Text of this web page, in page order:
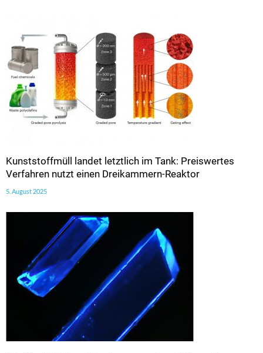
Kunststoffmüll landet letztlich im Tank: Preiswertes
Verfahren nutzt einen Dreikammern-Reaktor
5. August 2025